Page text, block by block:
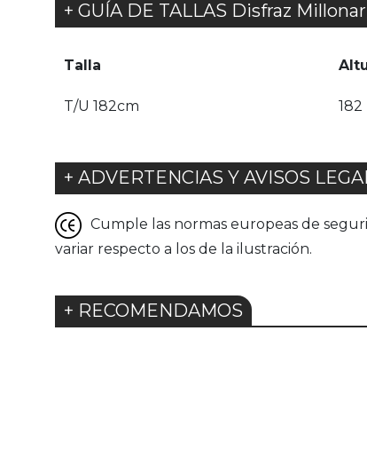
+ GUÍA DE TALLAS Disfraz
Talla
T/U 182cm 182
+ ADVERTENCIAS Y AVISOS
Cumple las normas europeas de
variar respecto a los de la ilustración.
+ RECOMENDAMOS